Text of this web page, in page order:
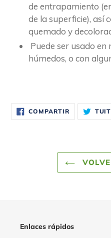
de entrapamiento
de la superficie), así
quemado y
Puede ser usado en
húmedos, o con
COMPARTIRCOMPARTIR
EN
FACEBOOK
Enlaces rápidos